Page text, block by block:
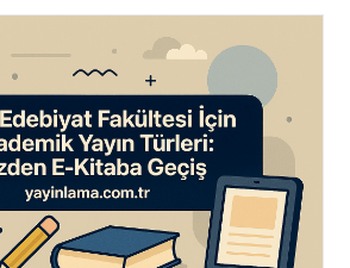
Stratejileri:
E-
Kitap,
Sunum
Ve
Rapor
Formatları